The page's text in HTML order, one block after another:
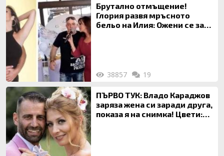
Брутално отмъщение!
Глория развя мръсното
бельо на Илия: Ожени се за
38857 19
ПЪРВО ТУК: Владо Караджов
заряза жена си заради друга,
показа я на снимка! Цвети: